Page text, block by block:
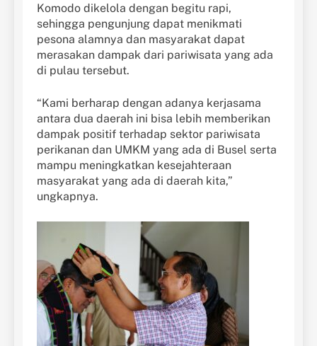
Komodo dikelola dengan begitu rapi,
sehingga pengunjung dapat menikmati
pesona alamnya dan masyarakat dapat
merasakan dampak dari pariwisata yang ada
di pulau tersebut.
“Kami berharap dengan adanya kerjasama
antara dua daerah ini bisa lebih memberikan
dampak positif terhadap sektor pariwisata
perikanan dan UMKM yang ada di Busel serta
mampu meningkatkan kesejahteraan
masyarakat yang ada di daerah kita,”
ungkapnya.